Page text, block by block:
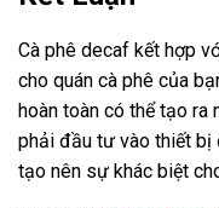
Cà phê decaf kết hợp
cho quán cà phê của
hoàn toàn có thể tạo ra
phải đầu tư vào thiết bị
tạo nên sự khác biệt